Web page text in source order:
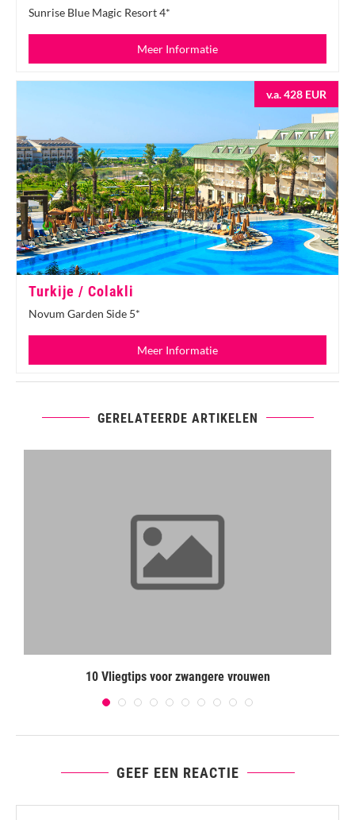
Sunrise Blue Magic Resort 4*
Meer Informatie
v.a. 428 EUR
Turkije / Colakli
Novum Garden Side 5*
Meer Informatie
GERELATEERDE ARTIKELEN
10 Vliegtips voor zwangere vrouwen
GEEF EEN REACTIE